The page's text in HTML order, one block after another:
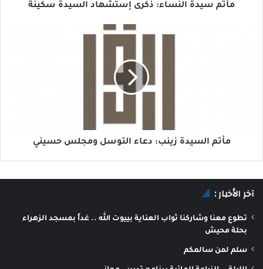
مأتم سيدة النساء: ذكرى إستشهاد السيدة سكينة
مأتم السيدة زينب: دعاء التوسل ومجلس حسيني
آخر الأخبار :
تطوع معنا وشاركنا ثواب العناية بييوت الله .. غداً بمسجد الزهراء
بحلة محيش
سلم لمن سالمكم